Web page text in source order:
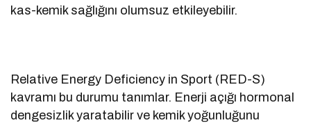
kas-kemik sağlığını olumsuz etkileyebilir.
Relative Energy Deficiency in Sport (RED-S)
kavramı bu durumu tanımlar. Enerji açığı hormonal
dengesizlik yaratabilir ve kemik yoğunluğunu